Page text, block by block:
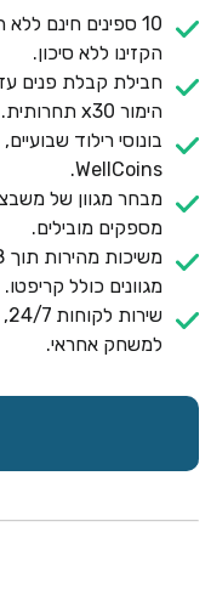
10 ספינים חינם
הקזינו ללא סיכון.
הימור x30 תחרותית.
WellCoins.
מבחר מגוון של
מספקים מובילים.
מגוונים כולל קריפטו.
למשחק אחראי.